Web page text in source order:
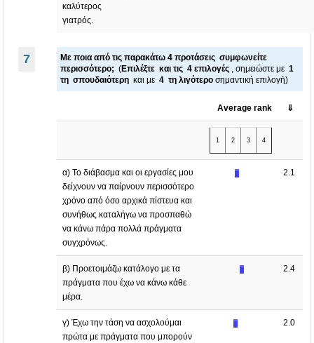
καλύτερος
γιατρός.
7
Με ποια από τις παρακάτω 4 προτάσεις συμφωνείτε
περισσότερο; (Επιλέξτε και τις 4 επιλογές , σημειώστε με 1
τη σπουδαιότερη και με 4 τη λιγότερο σημαντική επιλογή)
Average rank ⇓
1 2 3 4
α) Το διάβασμα και οι εργασίες μου
δείχνουν να παίρνουν περισσότερο
χρόνο από όσο αρχικά πίστευα και
συνήθως καταλήγω να προσπαθώ
να κάνω πάρα πολλά πράγματα
συγχρόνως.
2.1
β) Προετοιμάζω κατάλογο με τα
πράγματα που έχω να κάνω κάθε
μέρα.
2.4
γ) Έχω την τάση να ασχολούμαι
πρώτα με πράγματα που μπορούν
2.0